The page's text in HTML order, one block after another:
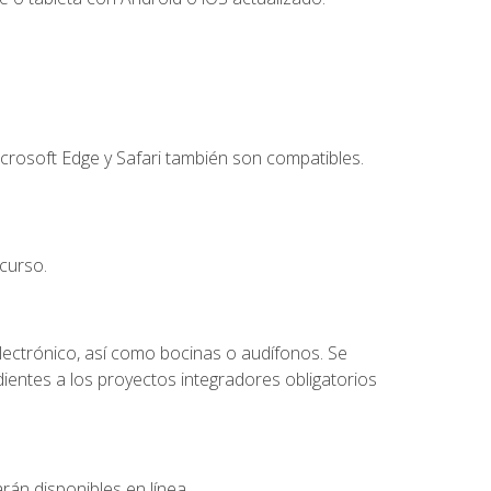
Edge y Safari también son compatibles.
así como bocinas o audífonos. Se
a los proyectos integradores obligatorios